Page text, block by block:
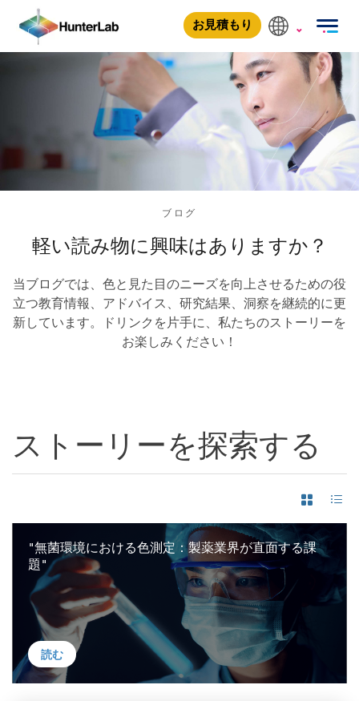
お見積もり
ブログ
軽い読み物に興味はありますか？
当ブログでは、色と見た目のニーズを向上させるための役
立つ教育情報、アドバイス、研究結果、洞察を継続的に更
新しています。ドリンクを片手に、私たちのストーリーを
お楽しみください！
ストーリーを探索する
"無菌環境における色測定：製薬業界が直面する課
題"
読む